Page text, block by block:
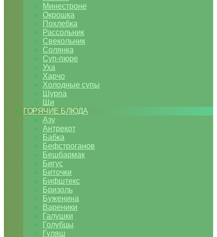
Минестроне
Окрошка
Похлебка
Рассольник
Свекольник
Солянка
Суп-пюре
Уха
Харчо
Холодные супы
Шурпа
Щи
ГОРЯЧИЕ БЛЮДА
Азу
Антрекот
Бабка
Бефстроганов
Бешбармак
Бигус
Биточки
Бифштекс
Бризоль
Буженина
Вареники
Галушки
Голубцы
Гуляш